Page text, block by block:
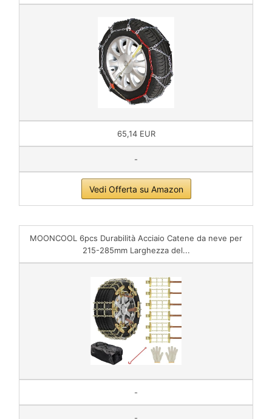
65,14 EUR
-
Vedi Offerta su Amazon
MOONCOOL 6pcs Durabilità Acciaio Catene da neve per
215-285mm Larghezza del...
-